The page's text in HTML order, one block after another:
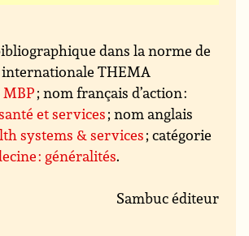
dans la norme de
THEMA
MBP; nom français d’action :
et services; nom anglais
systems & services; catégorie
: généralités.
Sambuc éditeur